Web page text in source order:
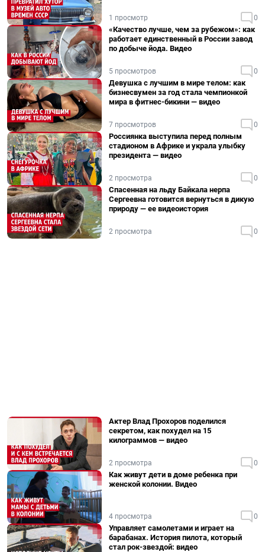
1 просмотр 0
«Качество лучше, чем за рубежом»: как
работает единственный в России завод
по добыче йода. Видео
5 просмотров 0
Девушка с лучшим в мире телом: как
бизнесвумен за год стала чемпионкой
мира в фитнес-бикини — видео
7 просмотров 0
Россиянка выступила перед полным
стадионом в Африке и украла улыбку
президента — видео
2 просмотра 0
Спасенная на льду Байкала нерпа
Сергеевна готовится вернуться в дикую
природу — ее видеоистория
2 просмотра 0
Актер Влад Прохоров поделился
секретом, как похудел на 15
килограммов — видео
2 просмотра 0
Как живут дети в доме ребенка при
женской колонии. Видео
4 просмотра 0
Управляет самолетами и играет на
барабанах. История пилота, который
стал рок-звездой: видео